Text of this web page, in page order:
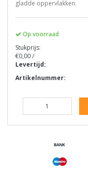
gladde oppervlakken.
Op voorraad
Stukprijs:
€0,00 /
Levertijd:
Artikelnummer: